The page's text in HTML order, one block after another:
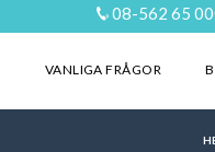
08-562 65
VANLIGA FRÅGOR